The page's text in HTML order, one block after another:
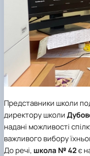
Представники школи
директору школи
надані можливості
важливого вибору
До речі, школа № 42є